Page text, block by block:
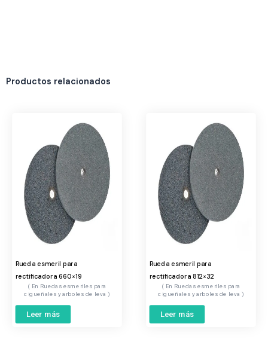
Productos relacionados
Rueda esmeril para
rectificadora 660×19
Ruedas esmeriles para
cigueñales y arboles de leva
Leer más
Rueda esmeril para
rectificadora 812×32
Ruedas esmeriles para
cigueñales y arboles de leva
Leer más